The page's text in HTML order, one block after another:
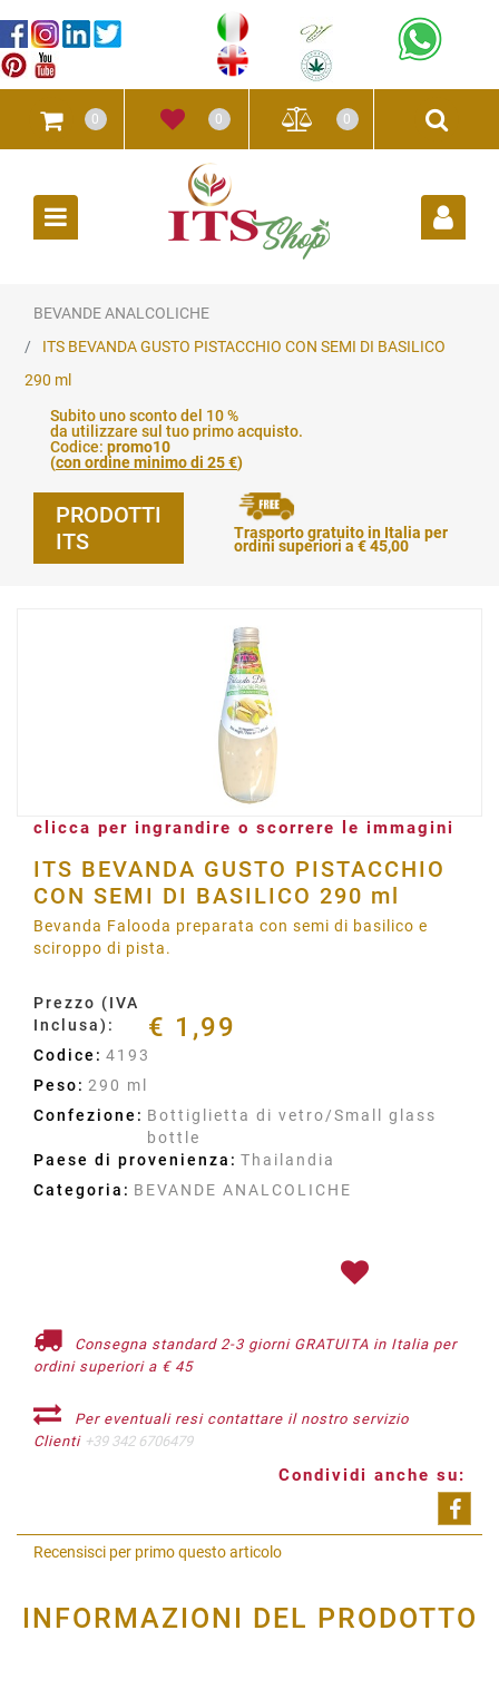
0 0 0
BEVANDE ANALCOLICHE
ITS BEVANDA GUSTO PISTACCHIO CON SEMI DI BASILICO
290 ml
Subito uno sconto del 10 %
da utilizzare sul tuo primo acquisto.
Codice: promo10
(con ordine minimo di 25 €)
PRODOTTI
ITS
Trasporto gratuito in Italia per
ordini superiori a € 45,00
clicca per ingrandire o scorrere le immagini
ITS BEVANDA GUSTO PISTACCHIO
CON SEMI DI BASILICO 290 ml
Bevanda Falooda preparata con semi di basilico e
sciroppo di pista.
Prezzo (IVA
Inclusa):
€ 1,99
Codice: 4193
Peso: 290 ml
Confezione: Bottiglietta di vetro/Small glass
bottle
Paese di provenienza: Thailandia
Categoria: BEVANDE ANALCOLICHE
Consegna standard 2-3 giorni GRATUITA in Italia per
ordini superiori a € 45
Per eventuali resi contattare il nostro servizio
Clienti +39 342 6706479
Condividi anche su:
Recensisci per primo questo articolo
INFORMAZIONI DEL PRODOTTO